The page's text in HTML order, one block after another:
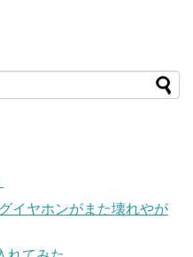
イヤホンがまた壊れやが